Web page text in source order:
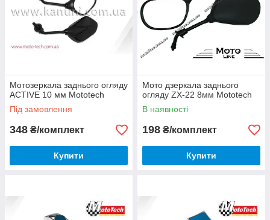
Мотозеркала заднього огляду
ACTIVE 10 мм Mototech
Під замовлення
348 ₴/комплект
Купити
Мото дзеркала заднього
огляду ZX-22 8мм Mototech
В наявності
198 ₴/комплект
Купити